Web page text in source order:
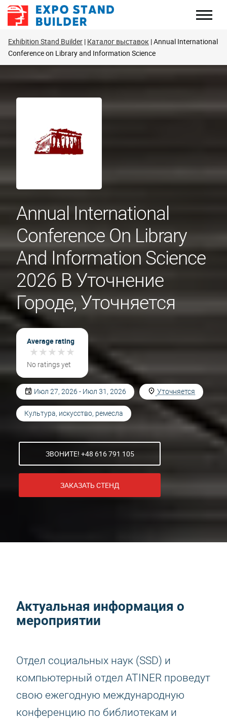
Перейти
Exhibition Stand Builder Каталог выставок Annual International
Conference on Library and Information Science
Annual International
Conference On Library
And Information Science
2026 В Уточнение
Городе, Уточняется
Average rating
★★★★★
★★★★★
No ratings yet
Июл 27, 2026 - Июл 31, 2026 Уточняется
Культура, искусство, ремесла
ЗВОНИТЕ! +48 616 791 105
ЗАКАЗАТЬ СТЕНД
Актуальная информация о
мероприятии
Отдел социальных наук (SSD) и
компьютерный отдел ATINER проведут
свою ежегодную международную
конференцию по библиотекам и